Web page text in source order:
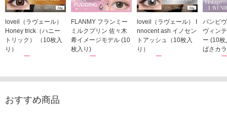
loveil（ラヴェール）
Honey trick（ハニー
トリック） （10枚入
り）
1,760円
FLANMY フランミー
ミルクプリン 佐々木
希イメージモデル (10
枚入り)
1,815円
loveil（ラヴェール） I
nnocent ash イノセン
トアッシュ（10枚入
り）
1,760円
バンビ
ヴィン
ー (10
ばさカ
1,848
おすすめ商品